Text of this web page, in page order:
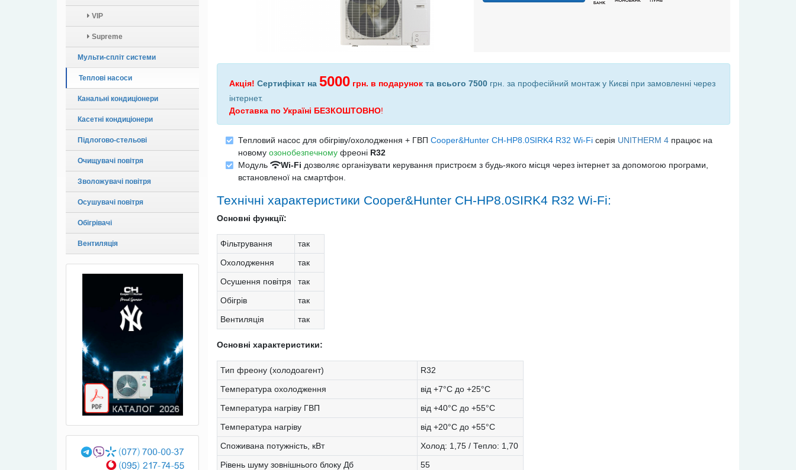
VIP
Supreme
Мульти-спліт системи
Теплові насоси
Канальні кондиціонери
Касетні кондиціонери
Підлогово-стельові
Очищувачі повітря
Зволожувачі повітря
Осушувачі повітря
Обігрівачі
Вентиляція
Акція! Сертифікат на 5000 грн. в подарунок та всього 7500 грн. за професійний монтаж у Києві при замовленні через
інтернет.
Доставка по Україні БЕЗКОШТОВНО!
Тепловий насос для обігріву/охолодження + ГВП Cooper&Hunter CH-HP8.0SIRK4 R32 Wi-Fi серія UNITHERM 4 працює на
новому озонобезпечному фреоні R32
Модуль
Wi-Fi дозволяє організувати керування пристроєм з будь-якого місця через інтернет за допомогою програми,
встановленої на смартфон.
Технічні характеристики Cooper&Hunter CH-HP8.0SIRK4 R32 Wi-Fi:
Основні функції:
Фільтрування
так
Охолодження
так
Осушення повітря
так
Обігрів
так
Вентиляція
так
Основні характеристики:
Тип фреону (холодоагент)
R32
Температура охолодження
від +7°С до +25°С
Температура нагріву ГВП
від +40°С до +55°С
Температура нагріву
від +20°С до +55°С
Споживана потужність, кВт
Холод: 1,75 / Тепло: 1,70
Рівень шуму зовнішнього блоку Дб
55